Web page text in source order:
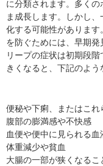
に分類されます。多く
ま成長します。しかし
化する可能性がありま
を防ぐためには、早期
リープの症状は初期段
きくなると、下記のよ
便秘や下痢、またはこ
腹部の膨満感や不快感
血便や便中に見られる
体重減少や貧血
大腸の一部が狭くなる